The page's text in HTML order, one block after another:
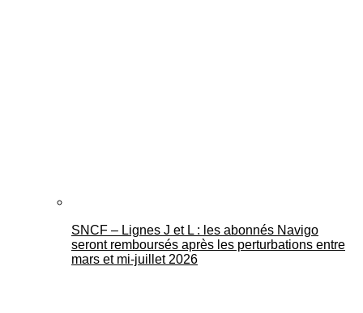
SNCF – Lignes J et L : les abonnés Navigo
seront remboursés après les perturbations entre
mars et mi-juillet 2026